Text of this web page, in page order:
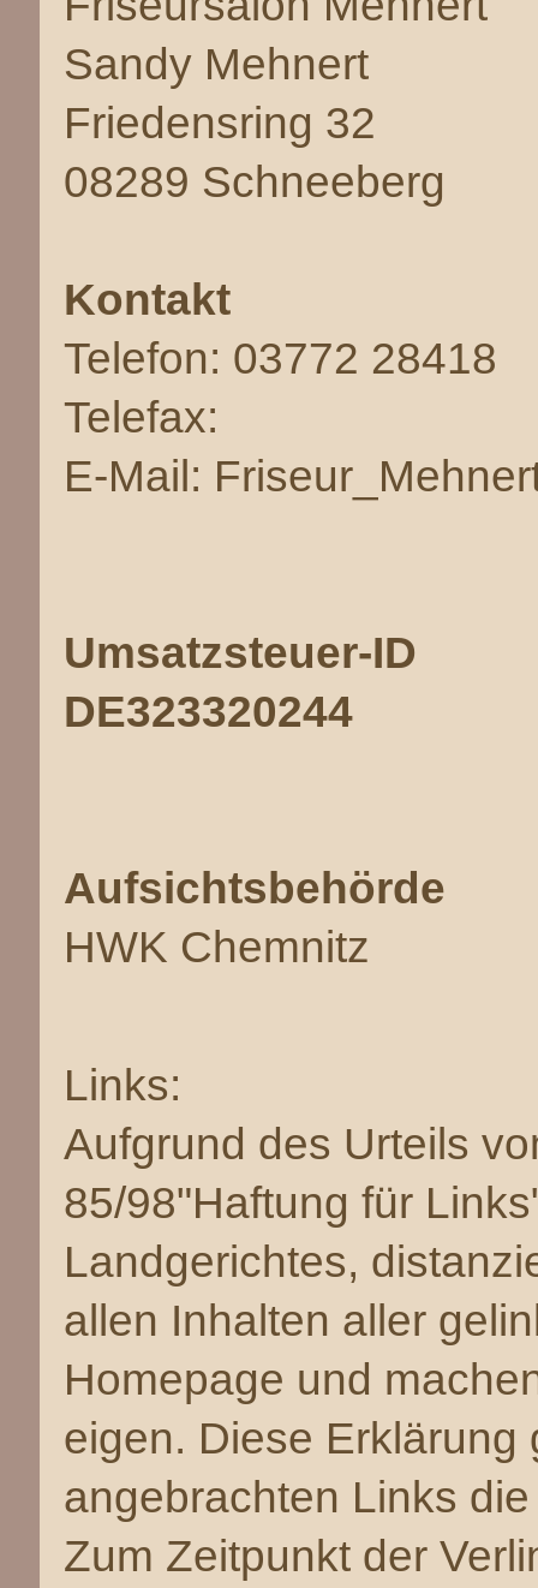
Sandy Mehnert
Friedensring 32
08289 Schneeberg
Kontakt
Telefon: 03772 28418
Telefax:
E-Mail:
Umsatzsteuer-ID
DE323320244
Aufsichtsbehörde
HWK Chemnitz
Links:
Aufgrund des Urteils
85/98"Haftung für
Landgerichtes,
allen Inhalten aller
Homepage und
eigen. Diese Erklärung
angebrachten Links
Zum Zeitpunkt der